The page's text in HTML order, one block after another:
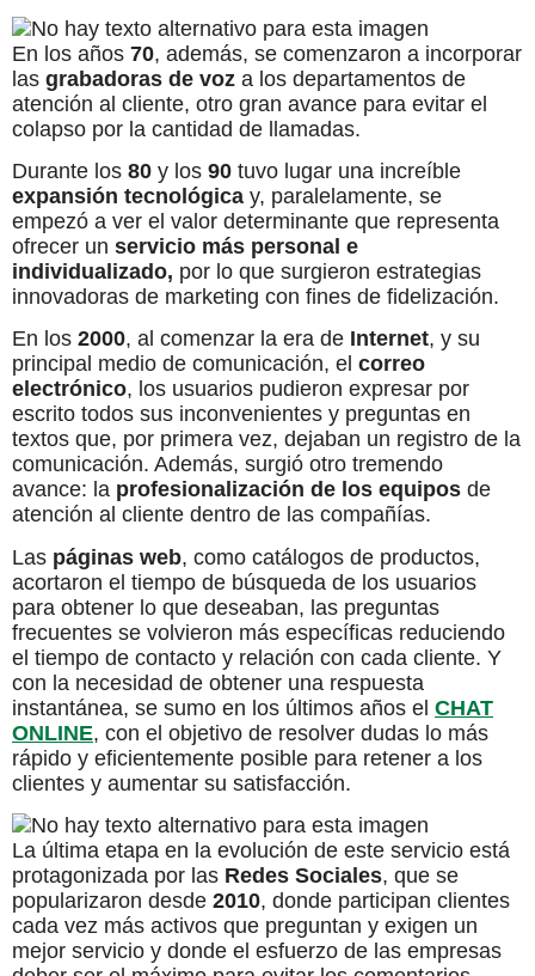
En los años 70, además, se comenzaron a incorporar
las grabadoras de voz a los departamentos de
atención al cliente, otro gran avance para evitar el
colapso por la cantidad de llamadas.
Durante los 80 y los 90 tuvo lugar una increíble
expansión tecnológica y, paralelamente, se
empezó a ver el valor determinante que representa
ofrecer un servicio más personal e
individualizado, por lo que surgieron estrategias
innovadoras de marketing con fines de fidelización.
En los 2000, al comenzar la era de Internet, y su
principal medio de comunicación, el correo
electrónico, los usuarios pudieron expresar por
escrito todos sus inconvenientes y preguntas en
textos que, por primera vez, dejaban un registro de la
comunicación. Además, surgió otro tremendo
avance: la profesionalización de los equipos de
atención al cliente dentro de las compañías.
Las páginas web, como catálogos de productos,
acortaron el tiempo de búsqueda de los usuarios
para obtener lo que deseaban, las preguntas
frecuentes se volvieron más específicas reduciendo
el tiempo de contacto y relación con cada cliente. Y
con la necesidad de obtener una respuesta
instantánea, se sumo en los últimos años el CHAT
ONLINE, con el objetivo de resolver dudas lo más
rápido y eficientemente posible para retener a los
clientes y aumentar su satisfacción.
La última etapa en la evolución de este servicio está
protagonizada por las Redes Sociales, que se
popularizaron desde 2010, donde participan clientes
cada vez más activos que preguntan y exigen un
mejor servicio y donde el esfuerzo de las empresas